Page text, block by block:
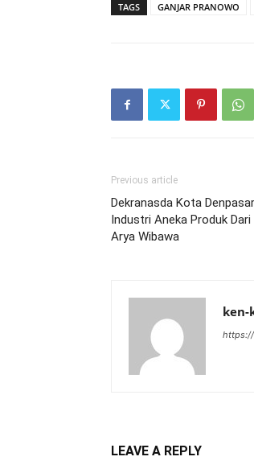
TAGS GANJAR PRANOWO
Previous article
Dekranasda Kota
Industri Aneka Produk Dari
Arya Wibawa
ken-
https://
LEAVE A REPLY